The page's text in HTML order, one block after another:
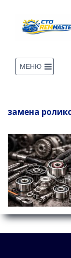
содержимому
МЕНЮ
замена